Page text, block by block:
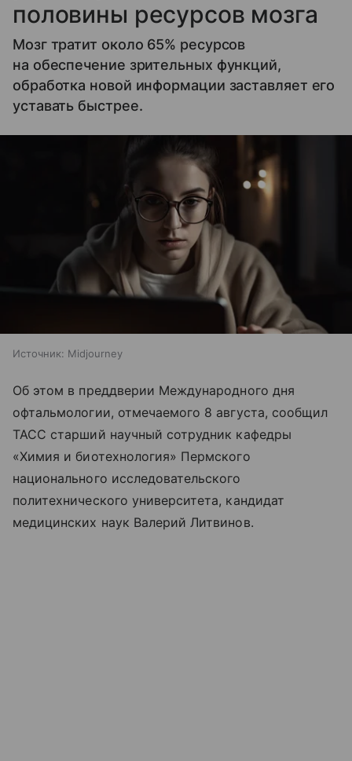
половины ресурсов мозга
Мозг тратит около 65% ресурсов
на обеспечение зрительных функций,
обработка новой информации заставляет его
уставать быстрее.
Источник: Midjourney
Об этом в преддверии Международного дня
офтальмологии, отмечаемого 8 августа, сообщил
ТАСС старший научный сотрудник кафедры
«Химия и биотехнология» Пермского
национального исследовательского
политехнического университета, кандидат
медицинских наук Валерий Литвинов.